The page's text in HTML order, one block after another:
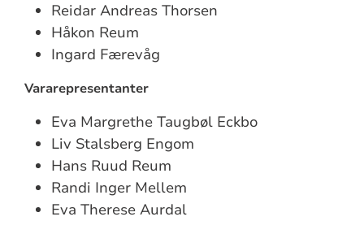
Reidar Andreas Thorsen
Håkon Reum
Ingard Færevåg
Vararepresentanter
Eva Margrethe Taugbøl Eckbo
Liv Stalsberg Engom
Hans Ruud Reum
Randi Inger Mellem
Eva Therese Aurdal